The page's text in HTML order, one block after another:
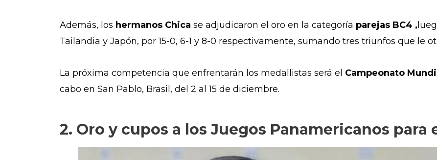
Además, los hermanos Chica se adjudicaron el oro en la categoría parejas BC4 ,
Tailandia y Japón, por 15-0, 6-1 y 8-0 respectivamente, sumando tres triunfos que le
La próxima competencia que enfrentarán los medallistas será el Campeonato
cabo en San Pablo, Brasil, del 2 al 15 de diciembre.
2. Oro y cupos a los Juegos Panamericanos